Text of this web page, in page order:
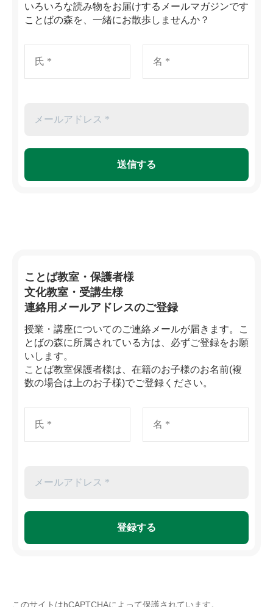
いろいろな読み物をお届けするメールマガジンです
ことばの森を、一緒にお散歩しませんか？
ことば教室・保護者様
文化教室・受講生様
連絡用メールアドレスのご登録
授業・講座についてのご連絡メールが届きます。こ
とばの森に所属されている方は、必ずご登録をお願
いします。
ことば教室保護者様は、在籍のお子様のお名前(複
数の場合は上のお子様)でご登録ください。
このサイトはhCAPTCHAによって保護されています。